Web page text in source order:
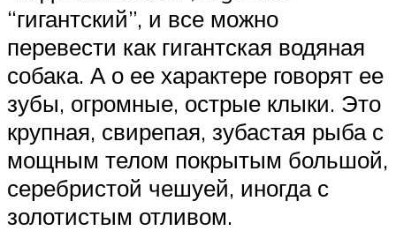
“гигантский”, и все можно
перевести как гигантская водяная
собака. А о ее характере говорят ее
зубы, огромные, острые клыки. Это
крупная, свирепая, зубастая рыба с
мощным телом покрытым большой,
серебристой чешуей, иногда с
золотистым отливом.